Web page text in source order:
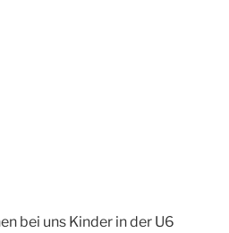
bei uns Kinder in der U6